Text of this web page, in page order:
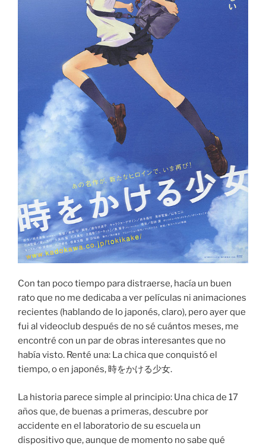
Con tan poco tiempo para distraerse, hacía un buen
rato que no me dedicaba a ver películas ni animaciones
recientes (hablando de lo japonés, claro), pero ayer que
fui al videoclub después de no sé cuántos meses, me
encontré con un par de obras interesantes que no
había visto. Renté una: La chica que conquistó el
tiempo, o en japonés, 時をかける少女.
La historia parece simple al principio: Una chica de 17
años que, de buenas a primeras, descubre por
accidente en el laboratorio de su escuela un
dispositivo que, aunque de momento no sabe qué